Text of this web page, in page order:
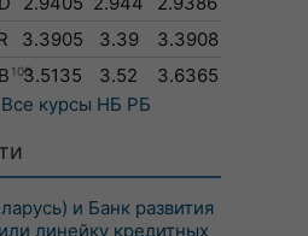
3.3905 3.39
3.3908
1003.5135 3.52
3.6365
Все курсы НБ РБ
и Банк развития
линейку кредитных